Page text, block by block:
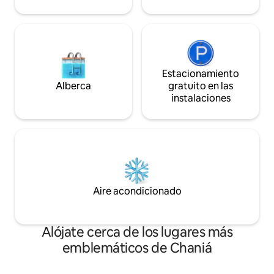
Cuéntanos.
Alberca
Estacionamiento
gratuito en las
instalaciones
Aire acondicionado
Alójate cerca de los lugares más
emblemáticos de Chaniá